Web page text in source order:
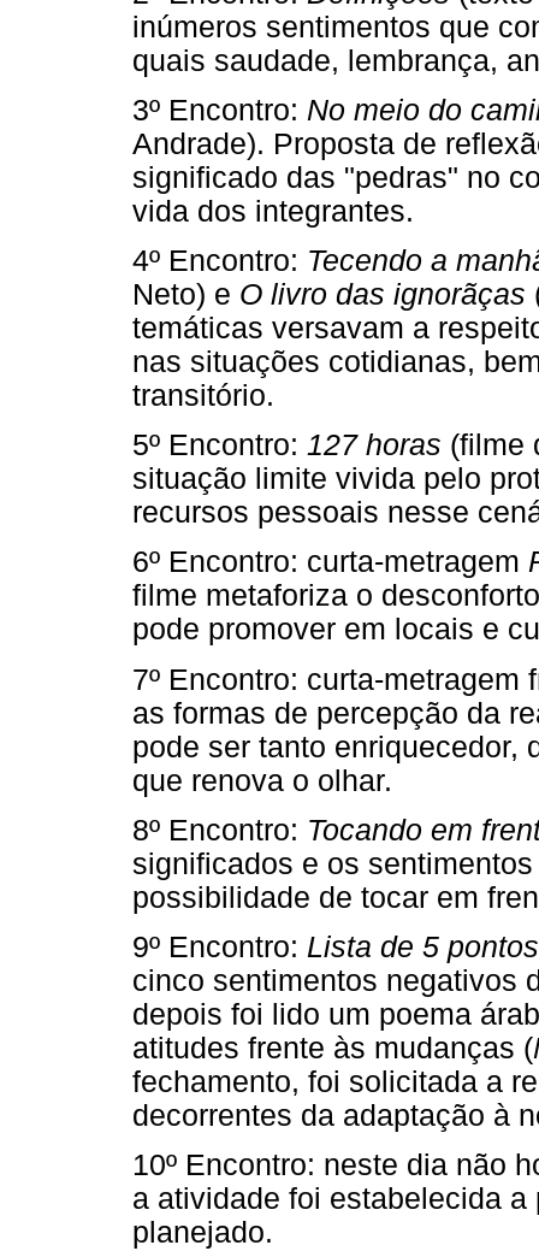
inúmeros sentimentos que
quais saudade, lembrança,
3º Encontro: No meio do
Andrade). Proposta de
significado das "pedras" no
vida dos integrantes.
4º Encontro: Tecendo a
Neto) e O livro das ignorãças
temáticas versavam a
nas situações cotidianas,
transitório.
5º Encontro: 127 horas (filme
situação limite vivida pelo
recursos pessoais nesse
6º Encontro: curta-metragem
filme metaforiza o
pode promover em locais e
7º Encontro: curta-metragem
as formas de percepção da
pode ser tanto enriquecedor,
que renova o olhar.
8º Encontro: Tocando em
significados e os
possibilidade de tocar em
9º Encontro: Lista de 5 pontos
cinco sentimentos negativos
depois foi lido um poema
atitudes frente às mudanças (
fechamento, foi solicitada a
decorrentes da adaptação à
10º Encontro: neste dia não
a atividade foi estabelecida
planejado.